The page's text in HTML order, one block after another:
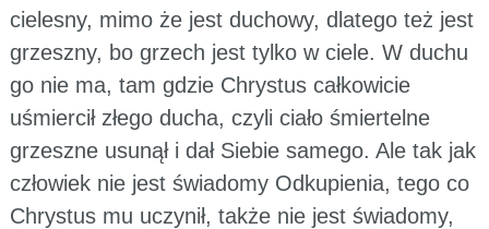
cielesny, mimo że jest duchowy, dlatego też jest
grzeszny, bo grzech jest tylko w ciele. W duchu
go nie ma, tam gdzie Chrystus całkowicie
uśmiercił złego ducha, czyli ciało śmiertelne
grzeszne usunął i dał Siebie samego. Ale tak jak
człowiek nie jest świadomy Odkupienia, tego co
Chrystus mu uczynił, także nie jest świadomy,